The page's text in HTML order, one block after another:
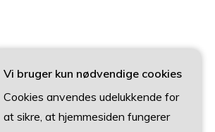
Vi bruger kun nødvendige cookies
Cookies anvendes udelukkende for
at sikre, at hjemmesiden fungerer